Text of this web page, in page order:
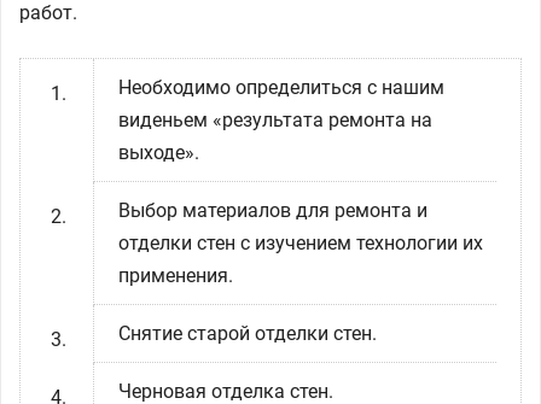
работ.
Необходимо определиться с нашим
виденьем «результата ремонта на
выходе».
Выбор материалов для ремонта и
отделки стен с изучением технологии их
применения.
Снятие старой отделки стен.
Черновая отделка стен.